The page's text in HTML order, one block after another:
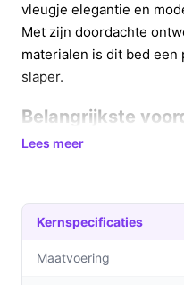
vleugje elegantie en
Met zijn doordachte
materialen is dit bed
slaper.
Belangrijkste
Het EVEREST
Ergonomisch
en de Bonell-matras
ondersteuning van
Lees meer
Kernspecificaties
Maatvoering